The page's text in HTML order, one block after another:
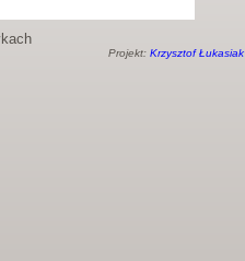
Projekt: Krzysztof Łukasiak